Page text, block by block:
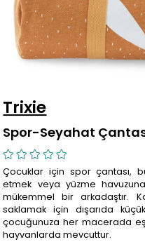
Trixie
Spor-Seyahat
Çocuklar için spor çantası,
etmek veya yüzme
mükemmel bir arkadaştır.
saklamak için dışarıda
çocuğunuza her macerada
hayvanlarda mevcuttur.